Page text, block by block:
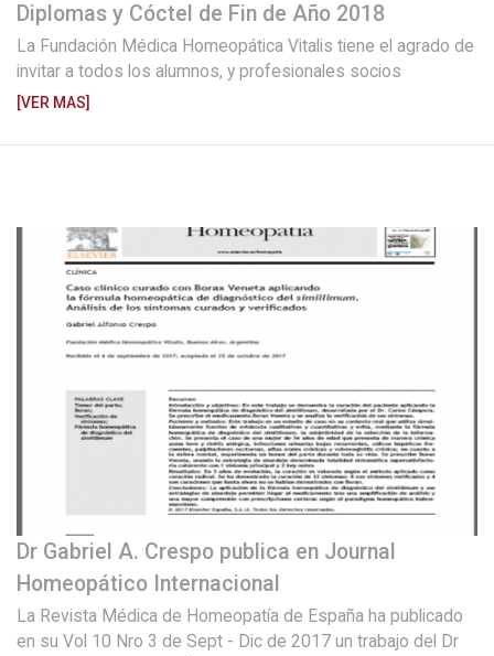
Diplomas y Cóctel de Fin de Año 2018
La Fundación Médica Homeopática Vitalis tiene el agrado de
invitar a todos los alumnos, y profesionales socios
[VER MAS]
Dr Gabriel A. Crespo publica en Journal
Homeopático Internacional
La Revista Médica de Homeopatía de España ha publicado
en su Vol 10 Nro 3 de Sept - Dic de 2017 un trabajo del Dr